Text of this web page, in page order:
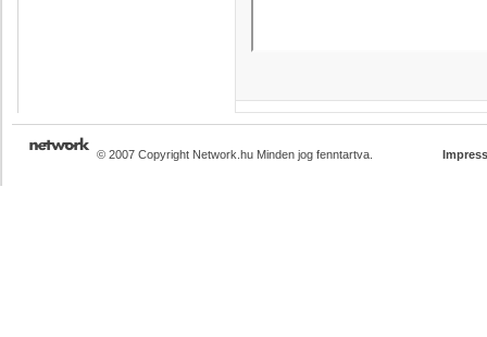
© 2007 Copyright Network.hu Minden jog fenntartva.